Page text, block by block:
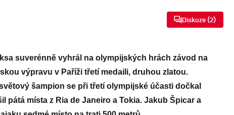
Diskuze (2)
suverénně vyhrál na olympijských hrách závod na
výpravu v Paříži třetí medaili, druhou zlatou.
šampion se při třetí olympijské účasti dočkal
pátá místa z Ria de Janeiro a Tokia. Jakub Špicar a